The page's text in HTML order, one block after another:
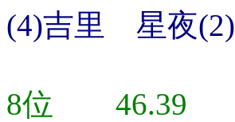
(4)吉里 星夜(2)
8位 46.39